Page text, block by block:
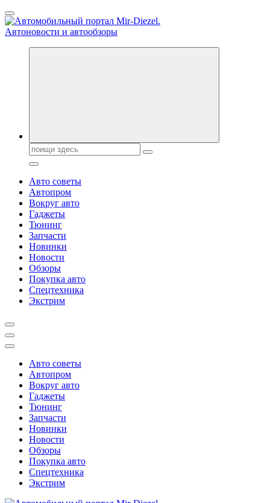
Перейти
к
содержанию
Справочник автомобилиста. Обзор новинок популярных
Поиск:
Авто советы
Автопром
Вокруг авто
Гаджеты
Тюнинг
Запчасти
Новинки
Новости
Обзоры
Покупка авто
Спецтехника
Экстрим
Авто советы
Автопром
Вокруг авто
Гаджеты
Тюнинг
Запчасти
Новинки
Новости
Обзоры
Покупка авто
Спецтехника
Экстрим